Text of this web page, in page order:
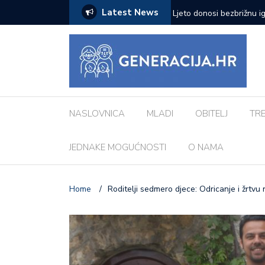
Latest News
Evo koji su najčešći kod djece
Vanessa Mioč
pripremao za ovo’
NASLOVNICA MLADI OBITELJ
JEDNAKE MOGUĆNOSTI O NAMA
Home / Roditelji sedmero djece: Odricanje i žrtvu